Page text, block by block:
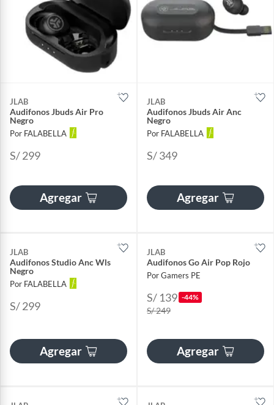
JLAB
Audifonos Jbuds Air Pro
Negro
Por FALABELLA
S/ 299
Agregar
JLAB
Audifonos Jbuds Air Anc
Negro
Por FALABELLA
S/ 349
Agregar
JLAB
Audifonos Studio Anc Wls
Negro
Por FALABELLA
S/ 299
Agregar
JLAB
Audifonos Go Air Pop Rojo
Por Gamers PE
S/ 139 -44%
S/ 249
Agregar